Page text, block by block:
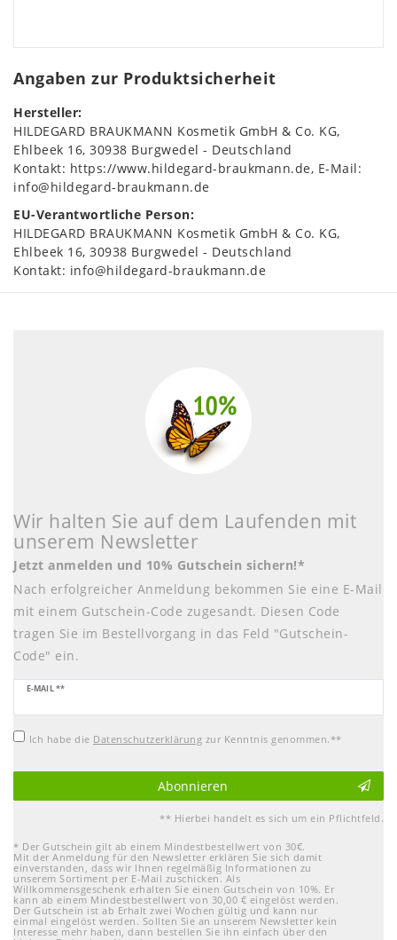
Angaben zur Produktsicherheit
Hersteller:
HILDEGARD BRAUKMANN Kosmetik GmbH & Co. KG
Ehlbeek 16 30938 Burgwedel
Deutschland
Kontakt: https://www.hildegard-braukmann.de E-Mail:
info@hildegard-braukmann.de
EU-Verantwortliche Person:
HILDEGARD BRAUKMANN Kosmetik GmbH & Co. KG
Ehlbeek 16 30938 Burgwedel
Deutschland
Kontakt: info@hildegard-braukmann.de
Wir halten Sie auf dem Laufenden mit
unserem Newsletter
Jetzt anmelden und 10% Gutschein sichern!*
Nach erfolgreicher Anmeldung bekommen Sie eine E-Mail
mit einem Gutschein-Code zugesandt. Diesen Code
tragen Sie im Bestellvorgang in das Feld "Gutschein-
Code" ein.
E-MAIL **
Newsletter
Honig
Ich habe die Daten­schutz­erklärung zur Kenntnis genommen.**
Abonnieren
** Hierbei handelt es sich um ein Pflichtfeld.
* Der Gutschein gilt ab einem Mindestbestellwert von 30€.
Mit der Anmeldung für den Newsletter erklären Sie sich damit
einverstanden, dass wir Ihnen regelmäßig Informationen zu
unserem Sortiment per E-Mail zuschicken. Als
Willkommensgeschenk erhalten Sie einen Gutschein von 10%. Er
kann ab einem Mindestbestellwert von 30,00 € eingelöst werden.
Der Gutschein ist ab Erhalt zwei Wochen gültig und kann nur
einmal eingelöst werden. Sollten Sie an unserem Newsletter kein
Interesse mehr haben, dann bestellen Sie ihn einfach über den